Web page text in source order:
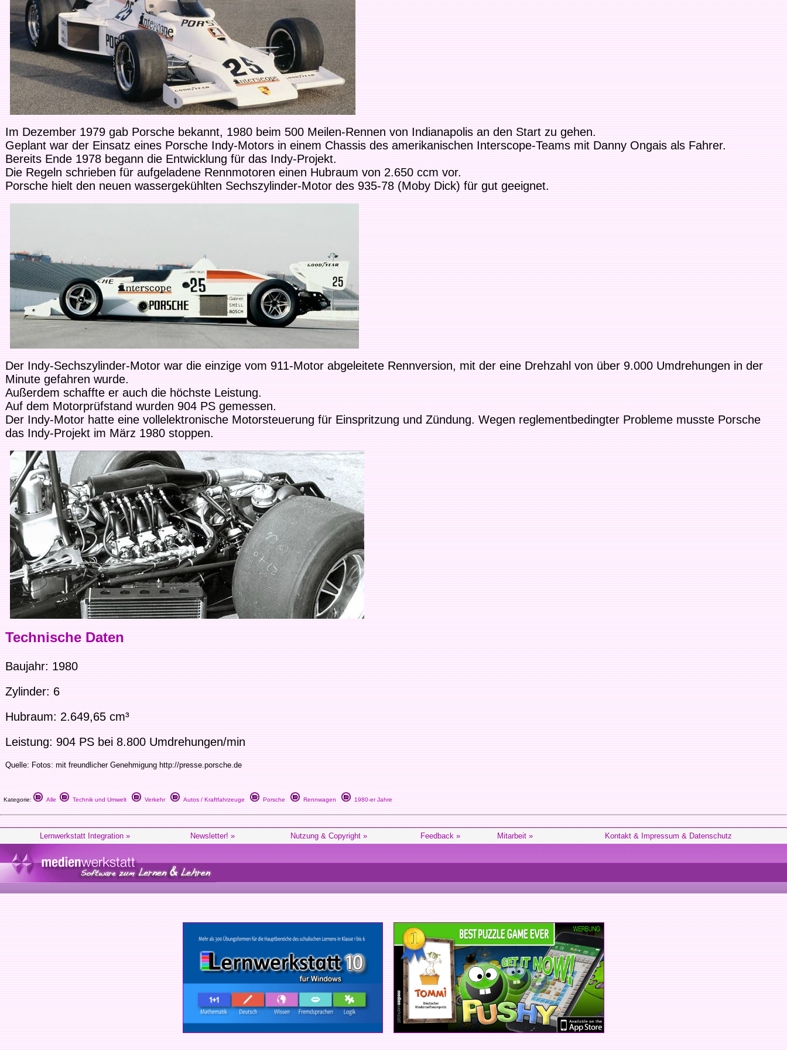
Im Dezember 1979 gab Porsche bekannt, 1980 beim 500 Meilen-Rennen von Indianapolis an den Start zu gehen.
Geplant war der Einsatz eines Porsche Indy-Motors in einem Chassis des amerikanischen Interscope-Teams mit Danny Ongais als Fahrer.
Bereits Ende 1978 begann die Entwicklung für das Indy-Projekt.
Die Regeln schrieben für aufgeladene Rennmotoren einen Hubraum von 2.650 ccm vor.
Porsche hielt den neuen wassergekühlten Sechszylinder-Motor des 935-78 (Moby Dick) für gut geeignet.
Der Indy-Sechszylinder-Motor war die einzige vom 911-Motor abgeleitete Rennversion, mit der eine Drehzahl von über 9.000 Umdrehungen in der
Minute gefahren wurde.
Außerdem schaffte er auch die höchste Leistung.
Auf dem Motorprüfstand wurden 904 PS gemessen.
Der Indy-Motor hatte eine vollelektronische Motorsteuerung für Einspritzung und Zündung. Wegen reglementbedingter Probleme musste Porsche
das Indy-Projekt im März 1980 stoppen.
Technische Daten
Baujahr: 1980
Zylinder: 6
Hubraum: 2.649,65 cm³
Leistung: 904 PS bei 8.800 Umdrehungen/min
Quelle: Fotos: mit freundlicher Genehmigung http://presse.porsche.de
Kategorie: Alle Technik und Umwelt Verkehr Autos / Kraftfahrzeuge Porsche Rennwagen 1980-er Jahre
Lernwerkstatt Integration » Newsletter! » Nutzung & Copyright » Feedback » Mitarbeit » Kontakt & Impressum & Datenschutz